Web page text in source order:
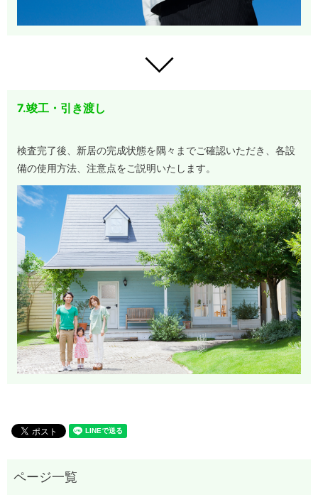
7.竣工・引き渡し
検査完了後、新居の完成状態を隅々までご確認いただき、各設
備の使用方法、注意点をご説明いたします。